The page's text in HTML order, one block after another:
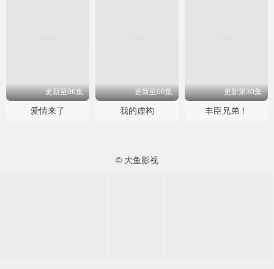
更新至06集
爱情来了
更新至06集
我的虚构
更新第30集
丰臣兄弟！
© 大鱼影视